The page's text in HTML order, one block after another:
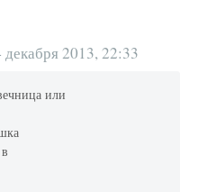
декабря 2013, 22:33
или